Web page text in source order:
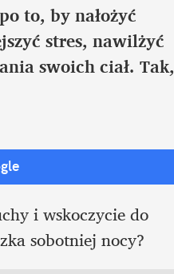
to, by nałożyć
stres, nawilżyć
swoich ciał. Tak,
i wskoczycie do
sobotniej nocy?